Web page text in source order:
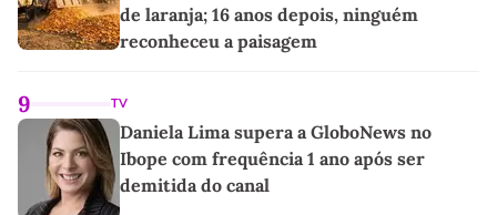
de laranja; 16 anos depois, ninguém
reconheceu a paisagem
9 TV
Daniela Lima supera a GloboNews no
Ibope com frequência 1 ano após ser
demitida do canal